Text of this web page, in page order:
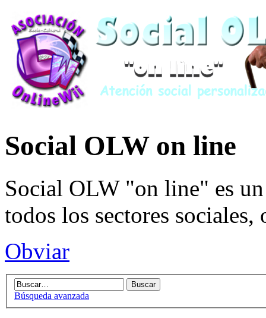
Social OLW on line
Social OLW "on line" es
todos los sectores sociales,
Obviar
Búsqueda avanzada